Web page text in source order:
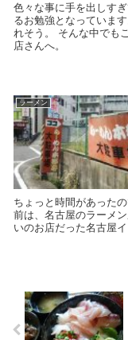
色々な事に手を出しす
るお勉強となっていま
れそう。 そんな中でも
店さんへ。
ラーメン
ちょっと時間があった
前は、名古屋のラーメ
いのお店だった名古屋